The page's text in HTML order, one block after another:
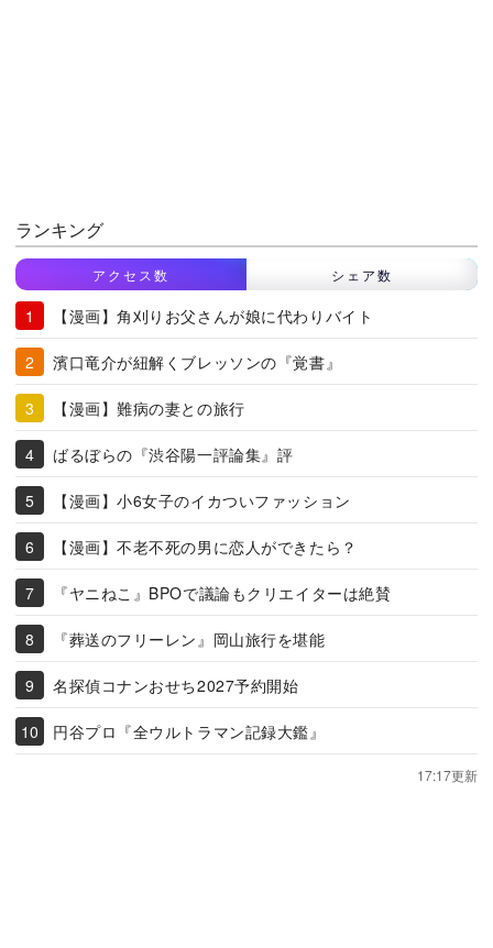
ランキング
アクセス数 シェア数
【漫画】角刈りお父さんが娘に代わりバイト
濱口竜介が紐解くブレッソンの『覚書』
【漫画】難病の妻との旅行
ばるぼらの『渋谷陽一評論集』評
【漫画】小6女子のイカついファッション
【漫画】不老不死の男に恋人ができたら？
『ヤニねこ』BPOで議論もクリエイターは絶賛
『葬送のフリーレン』岡山旅行を堪能
名探偵コナンおせち2027予約開始
円谷プロ『全ウルトラマン記録大鑑』
17:17更新